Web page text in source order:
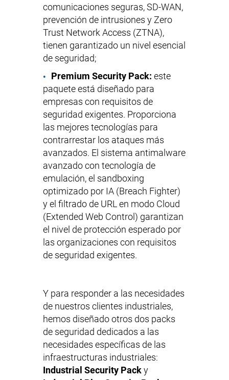
comunicaciones seguras, SD-WAN,
prevención de intrusiones y Zero
Trust Network Access (ZTNA),
tienen garantizado un nivel esencial
de seguridad;
Premium Security Pack: este
paquete está diseñado para
empresas con requisitos de
seguridad exigentes. Proporciona
las mejores tecnologías para
contrarrestar los ataques más
avanzados. El sistema antimalware
avanzado con tecnología de
emulación, el sandboxing
optimizado por IA (Breach Fighter)
y el filtrado de URL en modo Cloud
(Extended Web Control) garantizan
el nivel de protección esperado por
las organizaciones con requisitos
de seguridad exigentes.
Y para responder a las necesidades
de nuestros clientes industriales,
hemos diseñado otros dos packs
de seguridad dedicados a las
necesidades específicas de las
infraestructuras industriales:
Industrial Security Pack y